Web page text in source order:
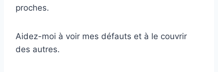
proches.
Aidez-moi à voir mes défauts et à le couvrir
des autres.